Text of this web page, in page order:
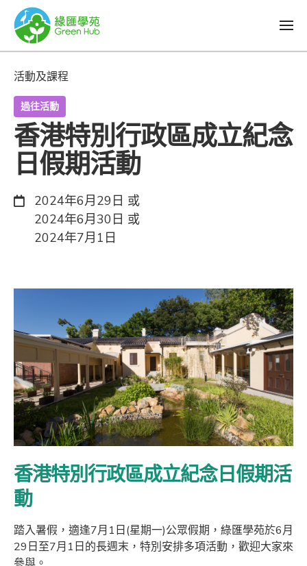
活動及課程
過往活動
香港特別行政區成立紀念
日假期活動
日期：
2024年6月29日 或
2024年6月30日 或
2024年7月1日
香港特別行政區成立紀念日假期活
動
踏入暑假，適逢7月1日(星期一)公眾假期，綠匯學苑於6月
29日至7月1日的長週末，特別安排多項活動，歡迎大家來
參與。